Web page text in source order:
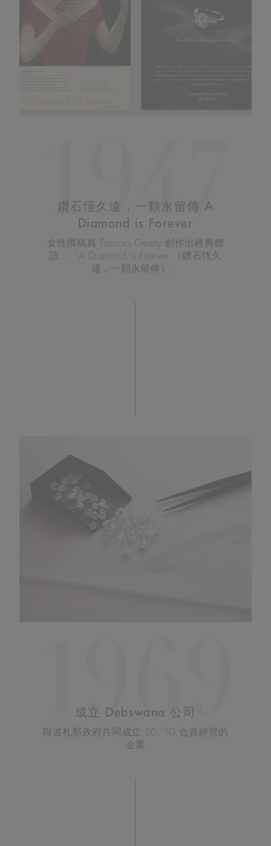
1947
鑽石恆久遠，一顆永留傳 A
Diamond is Forever
女性撰稿員 Frances Gerety 創作出經典標
語：「A Diamond is Forever （鑽石恆久
遠，一顆永留傳）」
1969
成立 Debswana 公司
與波札那政府共同成立 50/50 合資經營的
企業